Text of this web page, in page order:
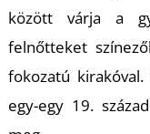
között várja a
felnőtteket
fokozatú
egy-egy 19.